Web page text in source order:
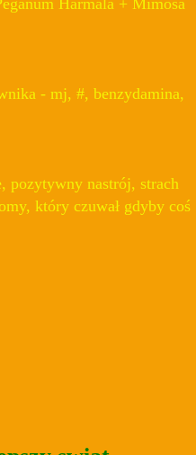
Harmala + Mimosa
- mj, #, benzydamina,
pozytywny nastrój, strach
który czuwał gdyby coś